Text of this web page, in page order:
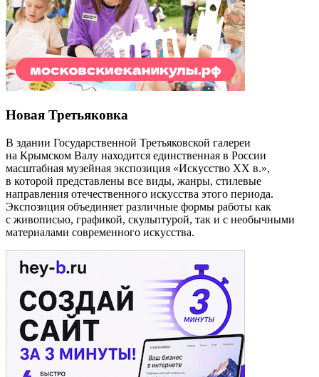
Новая Третьяковка
В здании Государственной Третьяковской галереи
на Крымском Валу находится единственная в России
масштабная музейная экспозиция «Искусство ХХ в.»,
в которой представлены все виды, жанры, стилевые
направления отечественного искусства этого периода.
Экспозиция объединяет различные формы работы как
с живописью, графикой, скульптурой, так и с необычными
материалами современного искусства.